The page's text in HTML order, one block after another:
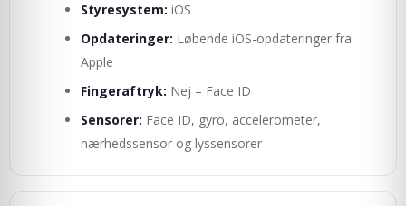
Styresystem: iOS
Opdateringer: Løbende iOS-opdateringer fra
Apple
Fingeraftryk: Nej – Face ID
Sensorer: Face ID, gyro, accelerometer,
nærhedssensor og lyssensorer